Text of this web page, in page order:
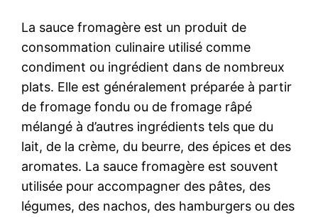
La sauce fromagère est un produit de
consommation culinaire utilisé comme
condiment ou ingrédient dans de nombreux
plats. Elle est généralement préparée à partir
de fromage fondu ou de fromage râpé
mélangé à d’autres ingrédients tels que du
lait, de la crème, du beurre, des épices et des
aromates. La sauce fromagère est souvent
utilisée pour accompagner des pâtes, des
légumes, des nachos, des hamburgers ou des